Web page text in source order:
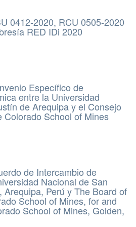
0412-2020, RCU 0505-2020
RED IDi 2020
Específico de
entre la Universidad
de Arequipa y el Consejo
Colorado School of Mines
de Intercambio de
Nacional de San
Perú y The Board of
School of Mines, for and
School of Mines, Golden,